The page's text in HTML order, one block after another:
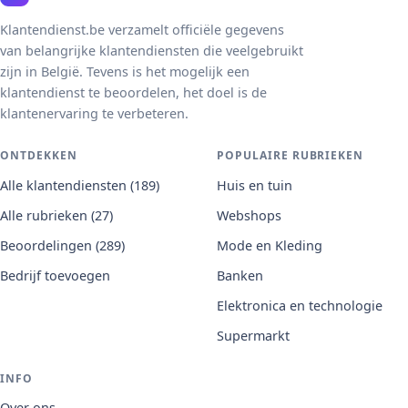
Klantendienst.be verzamelt officiële gegevens
van belangrijke klantendiensten die veelgebruikt
zijn in België. Tevens is het mogelijk een
klantendienst te beoordelen, het doel is de
klantenervaring te verbeteren.
ONTDEKKEN
Alle klantendiensten (189)
Alle rubrieken (27)
Beoordelingen (289)
Bedrijf toevoegen
POPULAIRE RUBRIEKEN
Huis en tuin
Webshops
Mode en Kleding
Banken
Elektronica en technologie
Supermarkt
INFO